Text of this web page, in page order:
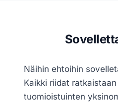
Näihin ehtoihin
Kaikki riidat ratkaistaan
tuomioistuinten